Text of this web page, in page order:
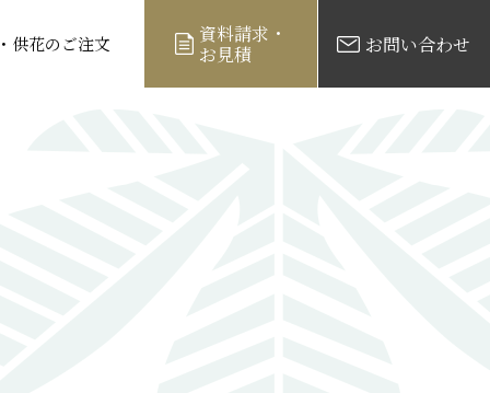
供花のご注文
資料請求・
お見積
お問い合わせ